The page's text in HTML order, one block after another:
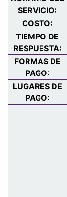
SERVICIO:
COSTO:
TIEMPO DE
RESPUESTA:
FORMAS DE
PAGO:
LUGARES DE
PAGO: